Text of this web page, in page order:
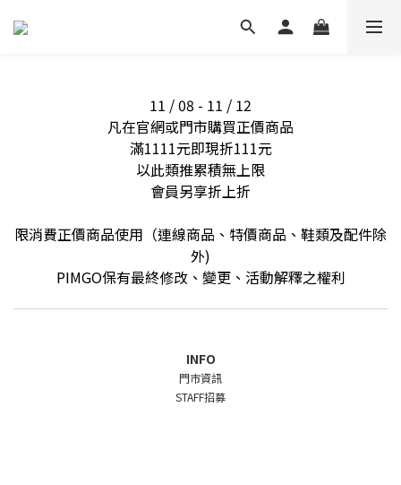
11 / 08 - 11 / 12
凡在官網或門市購買正價商品
滿1111元即現折111元
以此類推累積無上限
會員另享折上折
限消費正價商品使用（連線商品、特價商品、鞋類及配件除
外)
PIMGO保有最終修改、變更、活動解釋之權利
INFO
門市資訊
STAFF招募